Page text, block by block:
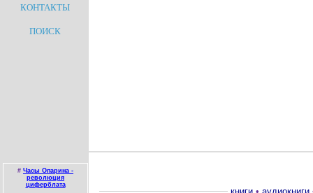
КОНТАКТЫ
ПОИСК
# Часы Опарина -
революция
циферблата